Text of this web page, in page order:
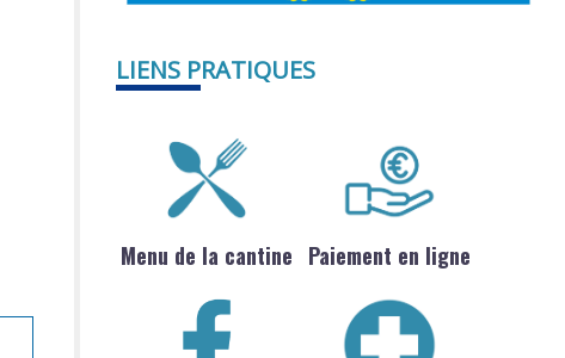
LIENS PRATIQUES
Menu de la cantine Paiement en ligne